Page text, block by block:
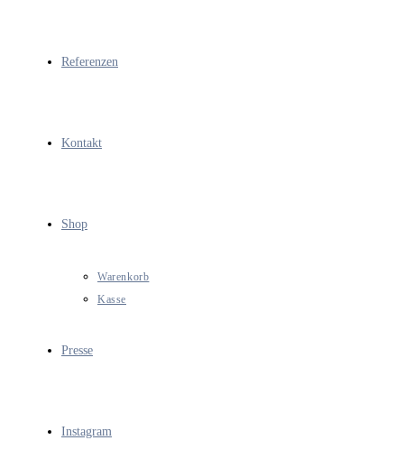
Referenzen
Kontakt
Shop
Warenkorb
Kasse
Presse
Instagram